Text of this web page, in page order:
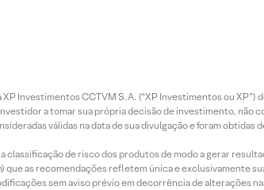
Investimentos CCTVM S.A. (“XP Investimentos ou
a tomar sua própria decisão de investimento,
válidas na data de sua divulgação e foram
classificação de risco dos produtos de modo a gerar
que as recomendações refletem única e exclusivamente
sem aviso prévio em decorrência de alterações